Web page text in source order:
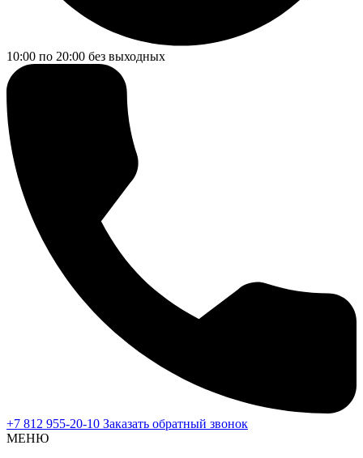
10:00 по 20:00 без выходных
+7 812 955-20-10 Заказать обратный звонок
МЕНЮ